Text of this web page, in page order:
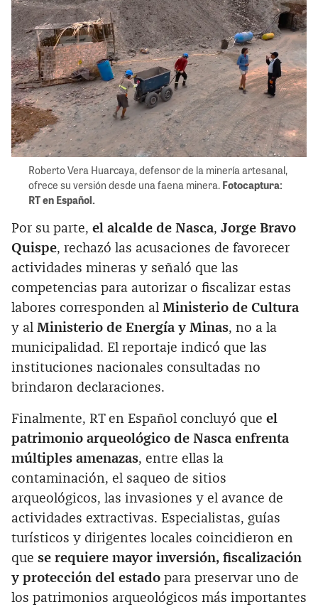
Roberto Vera Huarcaya, defensor de la minería artesanal,
ofrece su versión desde una faena minera. Fotocaptura:
RT en Español.
Por su parte, el alcalde de Nasca, Jorge Bravo
Quispe, rechazó las acusaciones de favorecer
actividades mineras y señaló que las
competencias para autorizar o fiscalizar estas
labores corresponden al Ministerio de Cultura
y al Ministerio de Energía y Minas, no a la
municipalidad. El reportaje indicó que las
instituciones nacionales consultadas no
brindaron declaraciones.
Finalmente, RT en Español concluyó que el
patrimonio arqueológico de Nasca enfrenta
múltiples amenazas, entre ellas la
contaminación, el saqueo de sitios
arqueológicos, las invasiones y el avance de
actividades extractivas. Especialistas, guías
turísticos y dirigentes locales coincidieron en
que se requiere mayor inversión, fiscalización
y protección del estado para preservar uno de
los patrimonios arqueológicos más importantes